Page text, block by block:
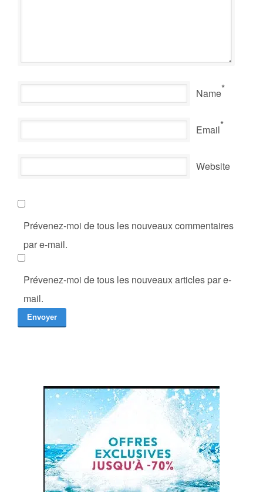
Name*
Email*
Website
Prévenez-moi de tous les nouveaux commentaires
par e-mail.
Prévenez-moi de tous les nouveaux articles par e-
mail.